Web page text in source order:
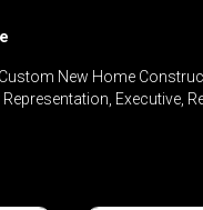
New Home
Executive,